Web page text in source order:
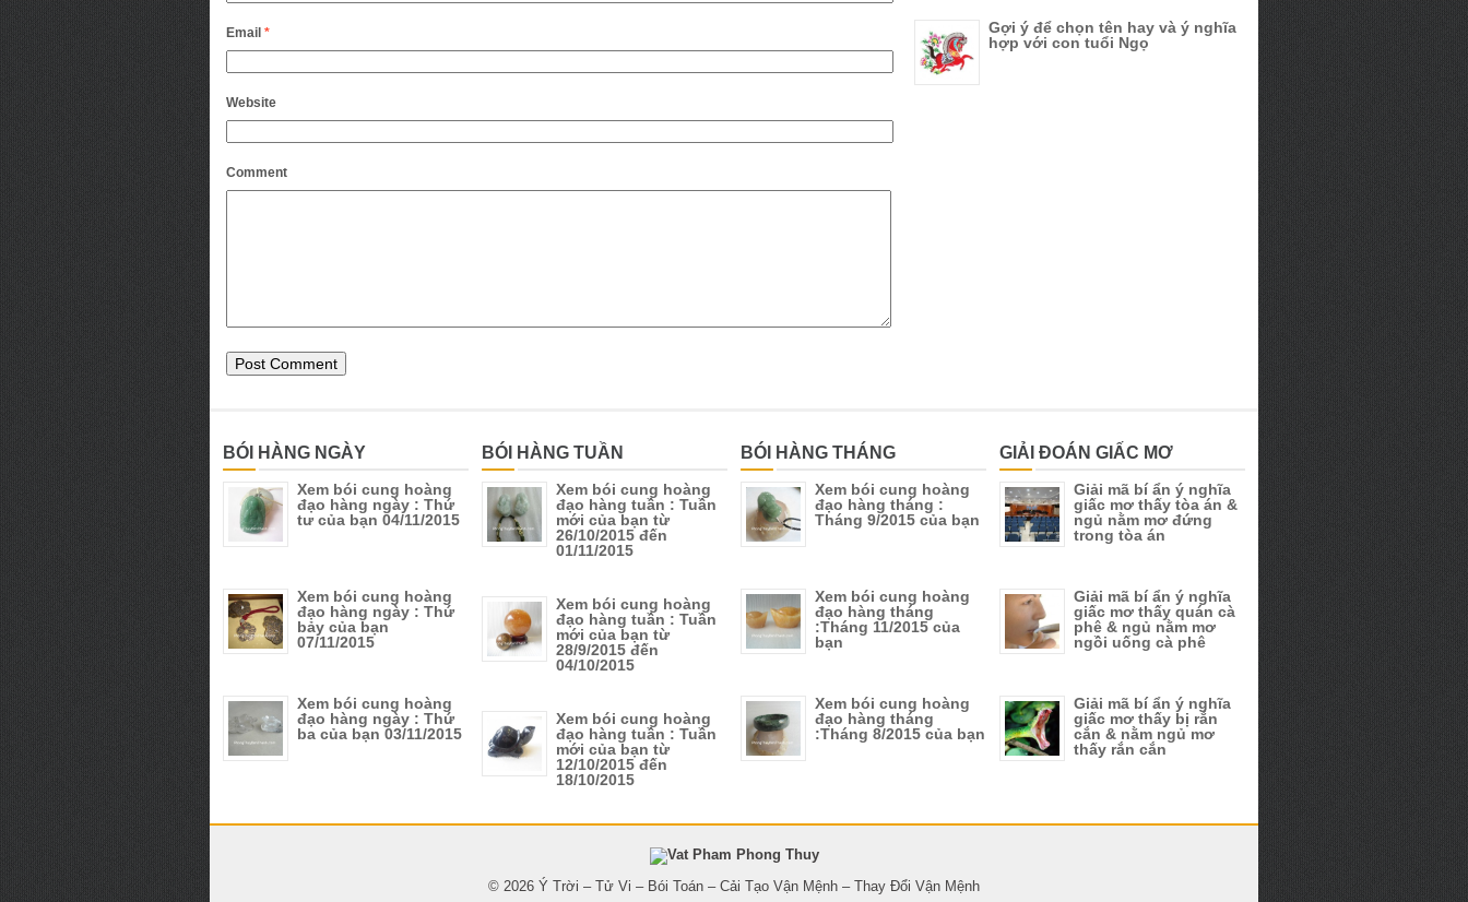
Email *
Website
Comment
Gợi ý để chọn tên hay và ý nghĩa
hợp với con tuổi Ngọ
BÓI HÀNG NGÀY
Xem bói cung hoàng
đạo hàng ngày : Thứ
tư của bạn 04/11/2015
Xem bói cung hoàng
đạo hàng ngày : Thứ
bảy của bạn
07/11/2015
Xem bói cung hoàng
đạo hàng ngày : Thứ
ba của bạn 03/11/2015
BÓI HÀNG TUẦN
Xem bói cung hoàng
đạo hàng tuần : Tuần
mới của bạn từ
26/10/2015 đến
01/11/2015
Xem bói cung hoàng
đạo hàng tuần : Tuần
mới của bạn từ
28/9/2015 đến
04/10/2015
Xem bói cung hoàng
đạo hàng tuần : Tuần
mới của bạn từ
12/10/2015 đến
18/10/2015
BÓI HÀNG THÁNG
Xem bói cung hoàng
đạo hàng tháng :
Tháng 9/2015 của bạn
Xem bói cung hoàng
đạo hàng tháng
:Tháng 11/2015 của
bạn
Xem bói cung hoàng
đạo hàng tháng
:Tháng 8/2015 của bạn
GIẢI ĐOÁN GIẤC MƠ
Giải mã bí ẩn ý nghĩa
giấc mơ thấy tòa án &
ngủ nằm mơ đứng
trong tòa án
Giải mã bí ẩn ý nghĩa
giấc mơ thấy quán cà
phê & ngủ nằm mơ
ngồi uống cà phê
Giải mã bí ẩn ý nghĩa
giấc mơ thấy bị rắn
cắn & nằm ngủ mơ
thấy rắn cắn
© 2026 Ý Trời – Tử Vi – Bói Toán – Cải Tạo Vận Mệnh – Thay Đổi Vận Mệnh